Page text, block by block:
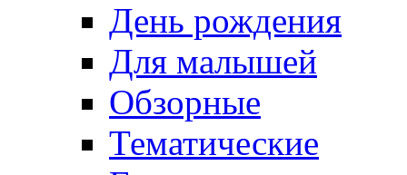
День рождения
Для малышей
Обзорные
Тематические